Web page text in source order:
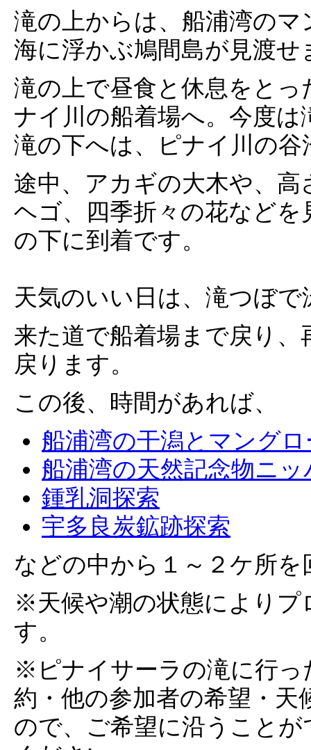
滝の上からは、船浦湾の
海に浮かぶ鳩間島が見渡せ
滝の上で昼食と休息をと
ナイ川の船着場へ。今度
滝の下へは、ピナイ川の
途中、アカギの大木や、
ヘゴ、四季折々の花など
の下に到着です。
天気のいい日は、滝つぼ
来た道で船着場まで戻り
戻ります。
この後、時間があれば、
船浦湾の干潟とマング
船浦湾の天然記念物ニ
鍾乳洞探索
宇多良炭鉱跡探索
などの中から１～２ケ所
※天候や潮の状態によりプ
す。
※ピナイサーラの滝に行っ
約・他の参加者の希望・
ので、ご希望に沿うこと